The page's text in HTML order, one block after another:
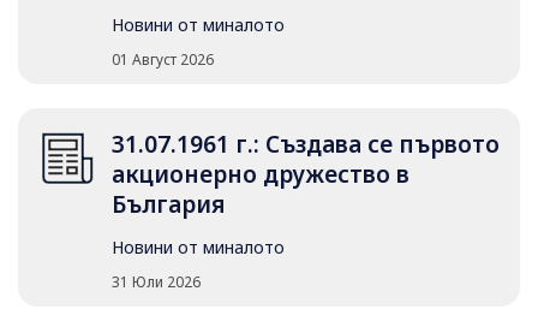
Новини от миналото
01 Август 2026
31.07.1961 г.: Създава се първото
акционерно дружество в
България
Новини от миналото
31 Юли 2026